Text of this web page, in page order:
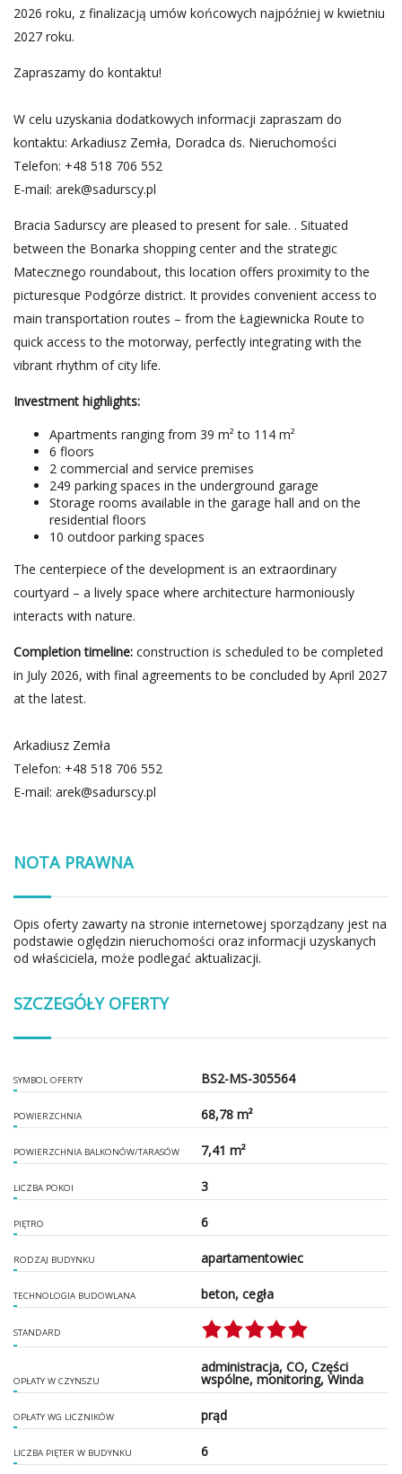
2026 roku, z finalizacją umów końcowych najpóźniej w kwietniu
2027 roku.
Zapraszamy do kontaktu!
W celu uzyskania dodatkowych informacji zapraszam do
kontaktu: Arkadiusz Zemła, Doradca ds. Nieruchomości
Telefon: +48 518 706 552
E-mail: arek@sadurscy.pl
Bracia Sadurscy are pleased to present for sale. . Situated
between the Bonarka shopping center and the strategic
Matecznego roundabout, this location offers proximity to the
picturesque Podgórze district. It provides convenient access to
main transportation routes – from the Łagiewnicka Route to
quick access to the motorway, perfectly integrating with the
vibrant rhythm of city life.
Investment highlights:
Apartments ranging from 39 m² to 114 m²
6 floors
2 commercial and service premises
249 parking spaces in the underground garage
Storage rooms available in the garage hall and on the
residential floors
10 outdoor parking spaces
The centerpiece of the development is an extraordinary
courtyard – a lively space where architecture harmoniously
interacts with nature.
Completion timeline: construction is scheduled to be completed
in July 2026, with final agreements to be concluded by April 2027
at the latest.
Arkadiusz Zemła
Telefon: +48 518 706 552
E-mail: arek@sadurscy.pl
NOTA PRAWNA
Opis oferty zawarty na stronie internetowej sporządzany jest na
podstawie oględzin nieruchomości oraz informacji uzyskanych
od właściciela, może podlegać aktualizacji.
SZCZEGÓŁY OFERTY
SYMBOL OFERTY BS2-MS-305564
POWIERZCHNIA 68,78 m²
POWIERZCHNIA BALKONÓW/TARASÓW 7,41 m²
LICZBA POKOI 3
PIĘTRO 6
RODZAJ BUDYNKU apartamentowiec
TECHNOLOGIA BUDOWLANA beton, cegła
STANDARD
OPŁATY W CZYNSZU
administracja, CO, Części
wspólne, monitoring, Winda
OPŁATY WG LICZNIKÓW prąd
LICZBA PIĘTER W BUDYNKU 6